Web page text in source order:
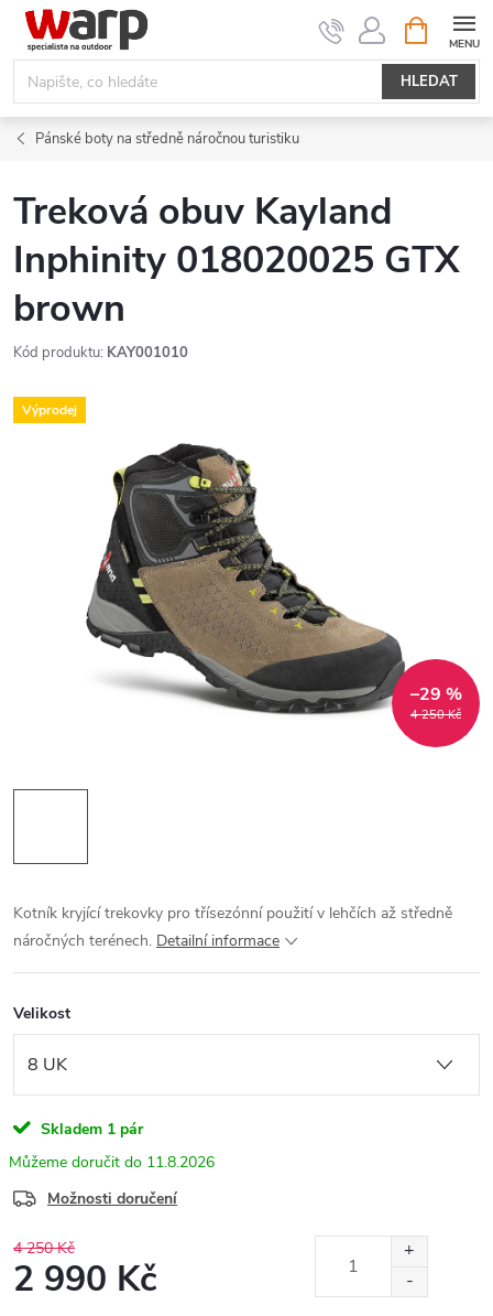
Přejít
obsah
HLEDAT
NÁKUPNÍ
KOŠÍK
Pánské boty na středně náročnou turistiku
Treková obuv Kayland
Inphinity 018020025 GTX
brown
Kód produktu: KAY001010
Výprodej
4 250 Kč
–29 %
Kotník kryjící trekovky pro třísezónní použití v lehčích až středně
náročných terénech. Detailní informace
Velikost
Skladem 1 pár
11.8.2026
Možnosti doručení
4 250 Kč
2 990 Kč